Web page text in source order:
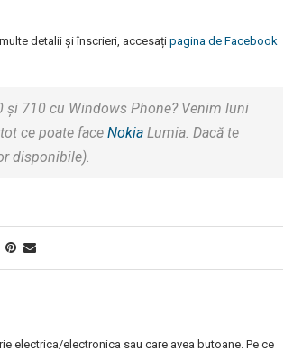
multe detalii și înscrieri, accesați pagina de Facebook
și 710 cu Windows Phone? Venim luni
ce poate face Nokia Lumia. Dacă te
disponibile).
electrica/electronica sau care avea butoane. Pe ce